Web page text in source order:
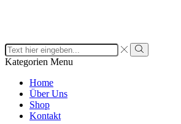
Search
input
Search
Kategorien Menu
Home
Über Uns
Shop
Kontakt